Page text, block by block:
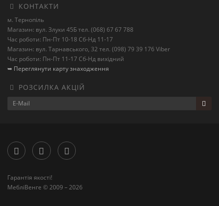
КОНТАКТИ
м. Тернопіль
Магазин: вул. Злуки 45Б тел. (068) 67 67 788
Час роботи: Пн-Пт 10-18 Сб-Нд 11-17
Магазин: вул. Тарнавського, 32 тел. (098) 79 39 176 Viber
Час роботи: Пн-Пт 11-17 Сб-Нд вихідний
➥ Переглянути карту знаходження
РОЗСИЛКА АКЦІЙ
Гарантія якості!
МебліВенге © 2009 – 2026